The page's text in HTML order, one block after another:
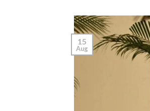
15
Aug